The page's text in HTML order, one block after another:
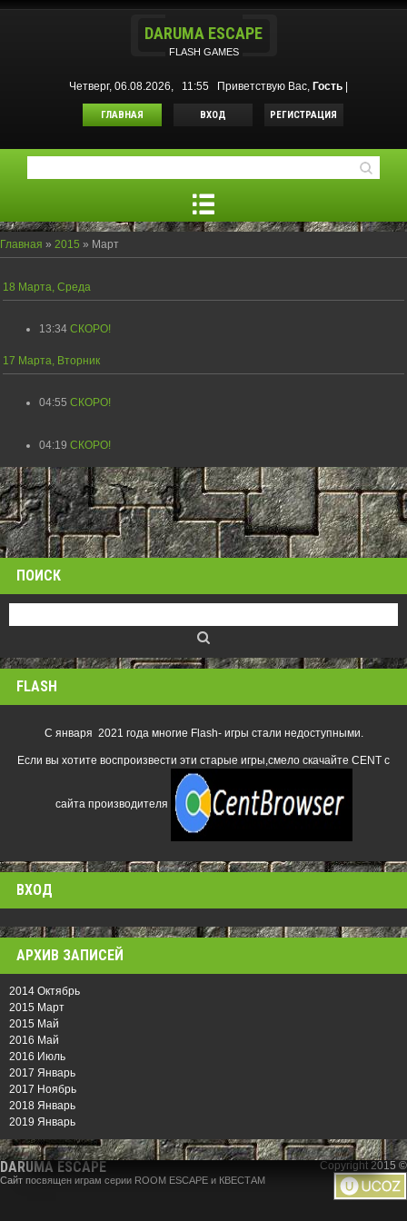
DARUMA ESCAPE
FLASH GAMES
Четверг, 06.08.2026, 11:55 Приветствую Вас, Гость|
ГЛАВНАЯ ВХОД РЕГИСТРАЦИЯ
Главная » 2015 » Март
18 Марта, Среда
13:34 СКОРО!
17 Марта, Вторник
04:55 СКОРО!
04:19 СКОРО!
ПОИСК
FLASH
С января 2021 года многие Flash- игры стали недоступными.
Если вы хотите воспроизвести эти старые игры,смело скачайте CENT с
сайта производителя
ВХОД
АРХИВ ЗАПИСЕЙ
2014 Октябрь
2015 Март
2015 Май
2016 Май
2016 Июль
2017 Январь
2017 Ноябрь
2018 Январь
2019 Январь
DARUMA ESCAPE
Сайт посвящен играм серии ROOM ESCAPE и КВЕСТАМ
Copyright 2015 ©